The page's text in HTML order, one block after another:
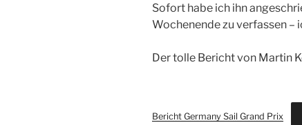
Sofort habe ich ihn
Wochenende zu verfassen –
Der tolle Bericht von Martin
Bericht Germany Sail Grand Prix